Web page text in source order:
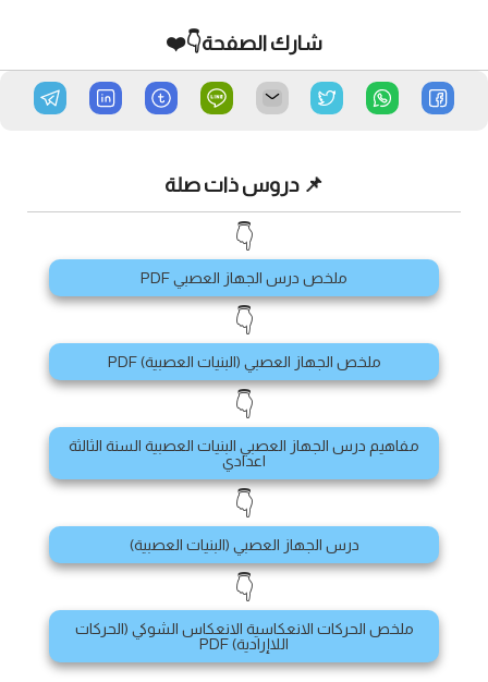
شارك الصفحة👇❤️
📌 دروس ذات صلة
👇
ملخص درس الجهاز العصبي PDF
👇
ملخص الجهاز العصبي (البنيات العصبية) PDF
👇
مفاهيم درس الجهاز العصبي البنيات العصبية السنة الثالثة
اعدادي
👇
درس الجهاز العصبي (البنيات العصبية)
👇
ملخص الحركات الانعكاسية الانعكاس الشوكي (الحركات
اللاإرادية) PDF